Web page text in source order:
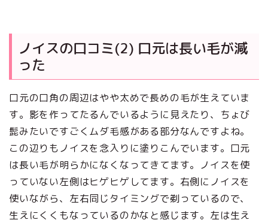
ノイスの口コミ(2) 口元は長い毛が減
った
口元の口角の周辺はやや太めで長めの毛が生えていま
す。影を作ってたるんでいるように見えたり、ちょび
髭みたいですごくムダ毛感がある部分なんですよね。
この辺りもノイスを念入りに塗りこんでいます。口元
は長い毛が明らかになくなってきてます。ノイスを使
っていない左側はヒゲヒゲしてます。右側にノイスを
使いながら、左右同じタイミングで剃っているので、
生えにくくもなっているのかなと感じます。左は生え